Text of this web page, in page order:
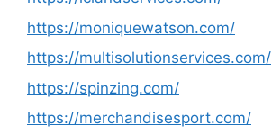
https://moniquewatson.com/
https://multisolutionservices.com/
https://spinzing.com/
https://merchandisesport.com/